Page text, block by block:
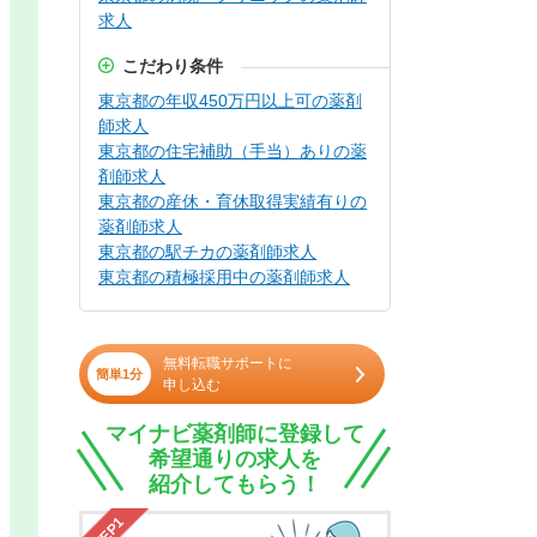
求人
こだわり条件
東京都の年収450万円以上可の薬剤
師求人
東京都の住宅補助（手当）ありの薬
剤師求人
東京都の産休・育休取得実績有りの
薬剤師求人
東京都の駅チカの薬剤師求人
東京都の積極採用中の薬剤師求人
簡単1分
無料転職サポートに
申し込む
マイナビ薬剤師に登録して
希望通りの求人を
紹介してもらう！